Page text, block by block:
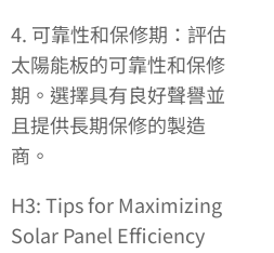
4. 可靠性和保修期：評估
太陽能板的可靠性和保修
期。選擇具有良好聲譽並
且提供長期保修的製造
商。
H3: Tips for Maximizing
Solar Panel Efficiency